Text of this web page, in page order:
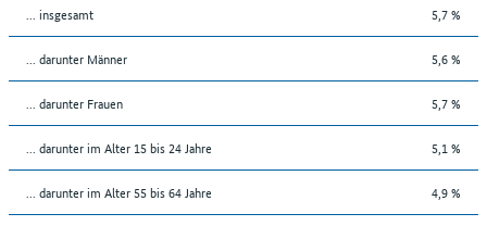
... insgesamt 5,7 %
... darunter Männer 5,6 %
... darunter Frauen 5,7 %
... darunter im Alter 15 bis 24 Jahre 5,1 %
... darunter im Alter 55 bis 64 Jahre 4,9 %